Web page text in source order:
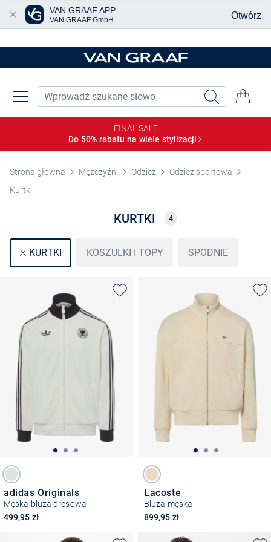
FINAL SALE
Do 50% rabatu na wiele stylizacji
Strona główna Mężczyźni Odzież
Odzież sportowa
Kurtki
KURTKI 4
KURTKI KOSZULKI I TOPY SPODNIE
adidas Originals
Męska bluza dresowa
499,95 zł
Lacoste
Bluza męska
899,95 zł
VAN GRAAF APP
VAN GRAAF GmbH Otwórz